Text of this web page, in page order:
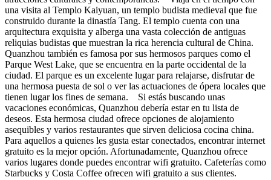
una visita al Templo Kaiyuan, un templo budista medieval que fue
construido durante la dinastía Tang. El templo cuenta con una
arquitectura exquisita y alberga una vasta colección de antiguas
reliquias budistas que muestran la rica herencia cultural de China.
Quanzhou también es famosa por sus hermosos parques como el
Parque West Lake, que se encuentra en la parte occidental de la
ciudad. El parque es un excelente lugar para relajarse, disfrutar de
una hermosa puesta de sol o ver las actuaciones de ópera locales que
tienen lugar los fines de semana. Si estás buscando unas
vacaciones económicas, Quanzhou debería estar en tu lista de
deseos. Esta hermosa ciudad ofrece opciones de alojamiento
asequibles y varios restaurantes que sirven deliciosa cocina china.
Para aquellos a quienes les gusta estar conectados, encontrar internet
gratuito es la mejor opción. Afortunadamente, Quanzhou ofrece
varios lugares donde puedes encontrar wifi gratuito. Cafeterías como
Starbucks y Costa Coffee ofrecen wifi gratuito a sus clientes.